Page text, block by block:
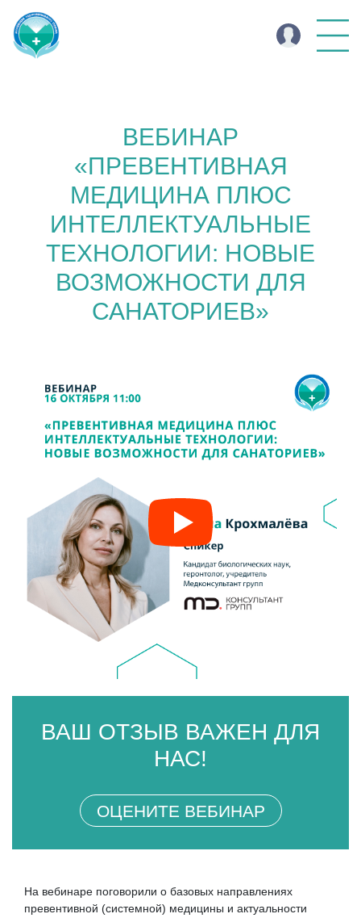
ВЕБИНАР
«ПРЕВЕНТИВНАЯ
МЕДИЦИНА ПЛЮС
ИНТЕЛЛЕКТУАЛЬНЫЕ
ТЕХНОЛОГИИ: НОВЫЕ
ВОЗМОЖНОСТИ ДЛЯ
САНАТОРИЕВ»
ВАШ ОТЗЫВ ВАЖЕН ДЛЯ
НАС!
ОЦЕНИТЕ ВЕБИНАР
На вебинаре поговорили о базовых направлениях
превентивной (системной) медицины и актуальности